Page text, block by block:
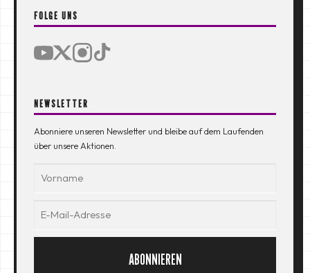
FOLGE UNS
NEWSLETTER
Abonniere unseren Newsletter und bleibe auf dem Laufenden
über unsere Aktionen.
ABONNIEREN